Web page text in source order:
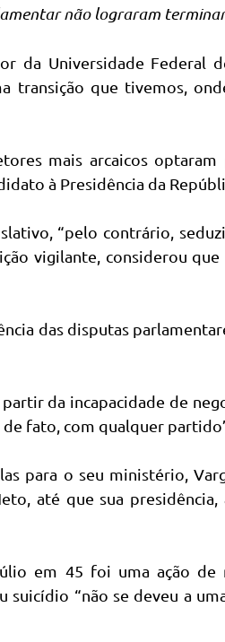
não lograram
da Universidade Federal
transição que tivemos,
mais arcaicos
à Presidência da
“pelo contrário,
vigilante, considerou
das disputas
da incapacidade de
fato, com qualquer
para o seu ministério,
até que sua presidência,
em 45 foi uma ação de
suicídio “não se deveu a